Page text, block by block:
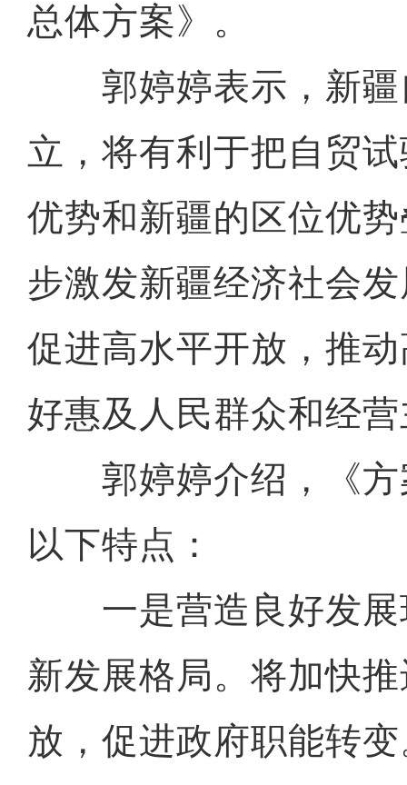
总体方案》。
郭婷婷表示，新疆
立，将有利于把自贸
优势和新疆的区位优
步激发新疆经济社会
促进高水平开放，推
好惠及人民群众和经
郭婷婷介绍，《方
以下特点：
一是营造良好发展
新发展格局。将加快
放，促进政府职能转